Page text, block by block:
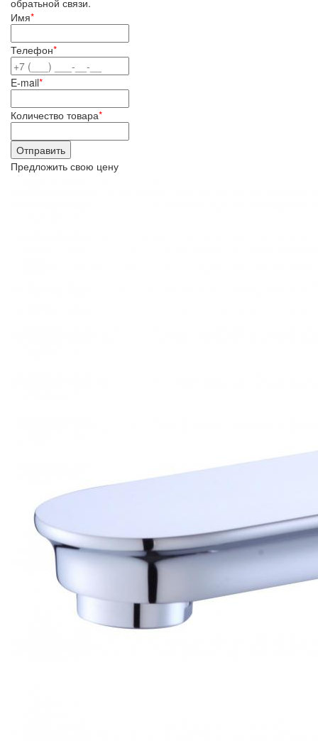
обратьной связи.
Имя*
Телефон*
E-mail*
Количество товара*
Предложить свою цену